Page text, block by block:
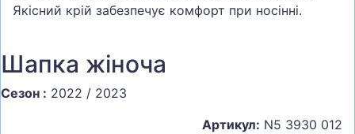
Якісний крій забезпечує комфорт при носінні.
Шапка жіноча
Сезон : 2022 / 2023
Артикул: N5 3930 012